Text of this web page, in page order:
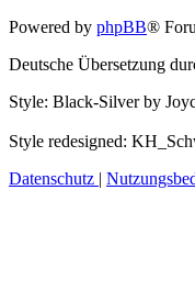
Powered by phpBB®
Deutsche Übersetzung
Style: Black-Silver by
Style redesigned:
Datenschutz |